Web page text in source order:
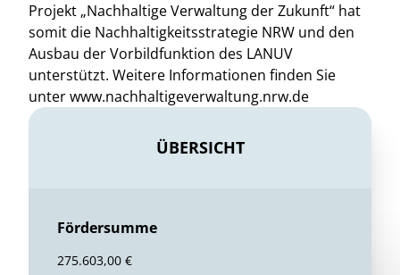
Projekt „Nachhaltige Verwaltung der Zukunft“ hat
somit die Nachhaltigkeitsstrategie NRW und den
Ausbau der Vorbildfunktion des LANUV
unterstützt. Weitere Informationen finden Sie
unter www.nachhaltigeverwaltung.nrw.de
ÜBERSICHT
Fördersumme
275.603,00 €